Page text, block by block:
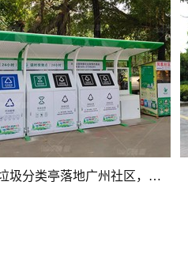
【MAX】垃圾分类亭落地广州社区，彰显绿色宜居环境